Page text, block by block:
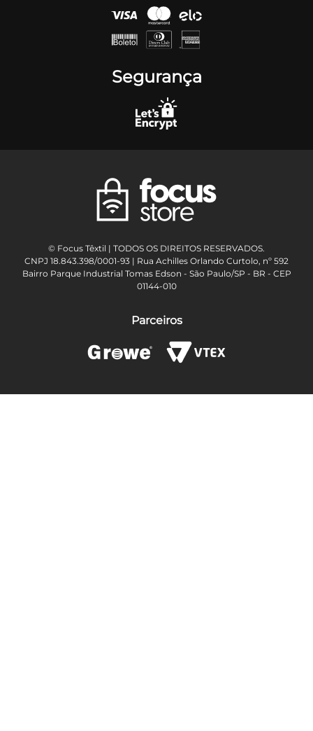
Segurança
© Focus Têxtil | TODOS OS DIREITOS RESERVADOS.
CNPJ 18.843.398/0001-93 | Rua Achilles Orlando Curtolo, nº 592
Bairro Parque Industrial Tomas Edson - São Paulo/SP - BR - CEP
01144-010
Parceiros